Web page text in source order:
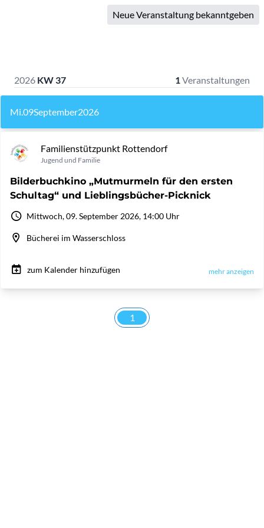
Neue Veranstaltung bekanntgeben
2026 KW 37 1Veranstaltungen
Mi.09September2026
Familienstützpunkt Rottendorf
Jugend und Familie
Bilderbuchkino „Mutmurmeln für den ersten
Schultag“ und Lieblingsbücher-Picknick
Mittwoch, 09. September 2026, 14:00 Uhr
Bücherei im Wasserschloss
zum Kalender hinzufügen mehr anzeigen
1